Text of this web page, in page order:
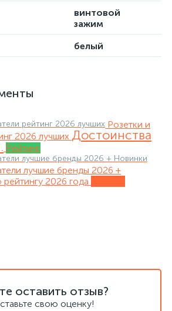
винтовой
зажим
белый
Розетки и
2026 лучших Достоинства
Рейтинг
лучшие бренды 2026 +
рейтингу 2026 года
оставить отзыв?
свою оценку!